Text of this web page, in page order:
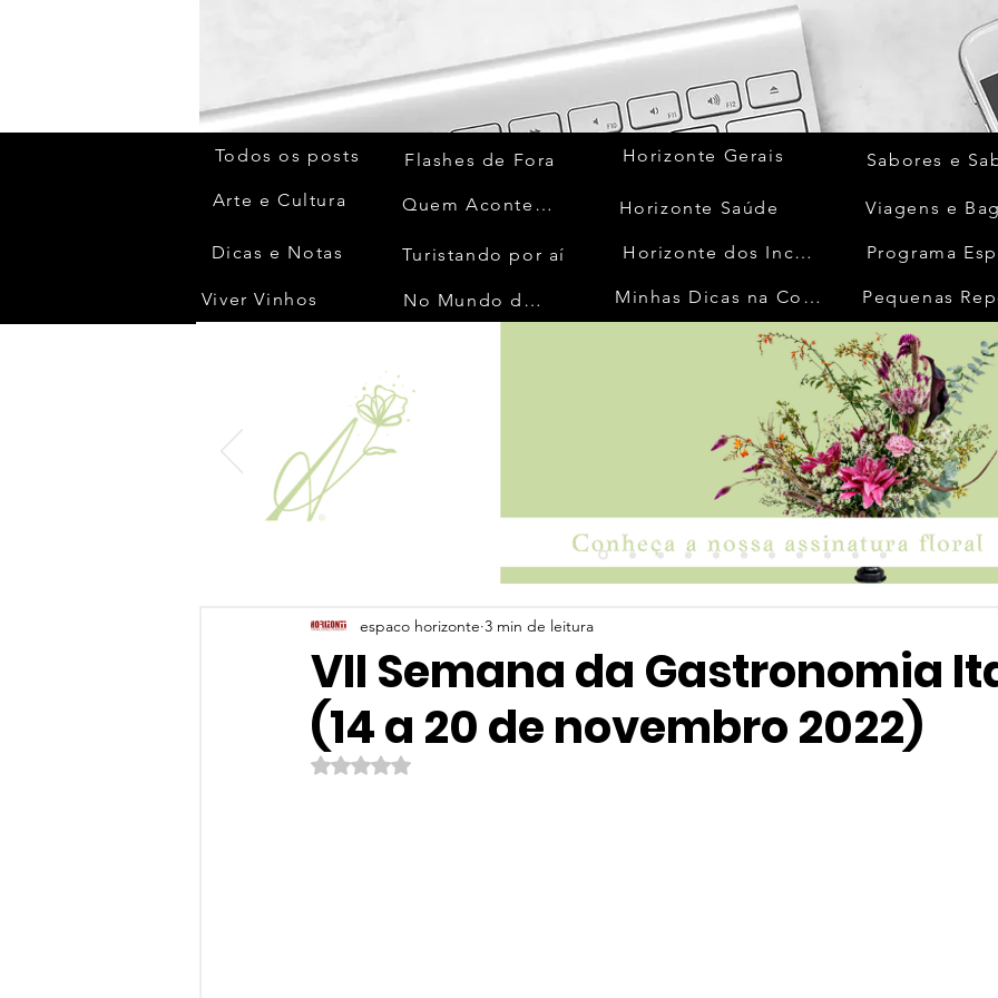
Todos os posts
Arte e Cultura
Dicas e Notas
Viver Vinhos
Flashes de Fora
Quem Acontece
Turistando por aí
No Mundo da Moda
Horizonte Gerais
Horizonte Saúde
Horizonte dos Inconfidentes
Minhas Dicas na Cozinha
Sabores e
Viagens e
Programa
Pequenas
VII Semana da Gastronomia
(14 a 20 de novembro 2022)
espaco horizonte 3 min de leitura
Avaliado com NaN de 5 estrelas.